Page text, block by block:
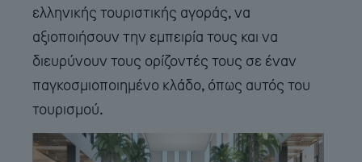
ελληνικής τουριστικής αγοράς, να
αξιοποιήσουν την εμπειρία τους και να
διευρύνουν τους ορίζοντές τους σε έναν
παγκοσμιοποιημένο κλάδο, όπως αυτός του
τουρισμού.